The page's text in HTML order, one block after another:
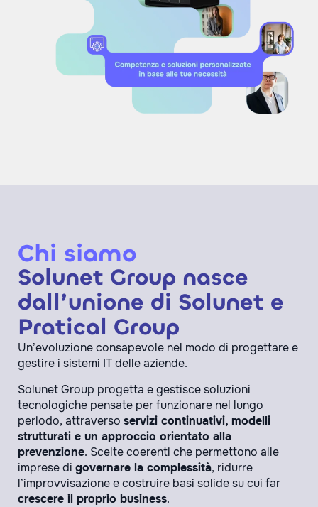
Chi siamo
Solunet Group nasce
dall’unione di Solunet e
Pratical Group
Un’evoluzione consapevole nel modo di progettare e
gestire i sistemi IT delle aziende.
Solunet Group progetta e gestisce soluzioni
tecnologiche pensate per funzionare nel lungo
periodo, attraverso servizi continuativi, modelli
strutturati e un approccio orientato alla
prevenzione. Scelte coerenti che permettono alle
imprese di governare la complessità, ridurre
l’improvvisazione e costruire basi solide su cui far
crescere il proprio business.